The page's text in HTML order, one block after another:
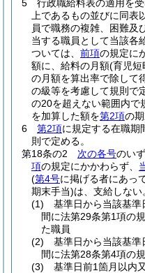
5
行政職給料表の適用を
上であるもの並びに同
員で職務の複雑、困難及
当する職員として当該各
ついては、 前項の規定に
額に、給料の月額(育児短
の月額を算出率で除して
の級等を考慮して規則で
の20を超えない範囲内で
を加算した額を第2項の
6
第2項に規定する在職期
則で定める。
第18条の2
次の各号のい
項の規定にかかわらず、
(第4号に掲げる者にあっ
期末手当)は、支給しない
(1)
基準日から当該基
間に法第29条第1項の
た職員
(2)
基準日から当該基
間に法第28条第4項の
(3)
基準日前1箇月以内